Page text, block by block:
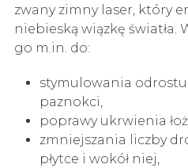
zwany zimny laser, który
niebieską wiązkę światła.
go m.in. do:
stymulowania
paznokci,
poprawy ukrwienia
zmniejszania liczby
płytce i wokół niej,